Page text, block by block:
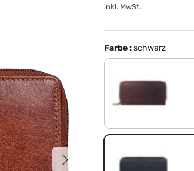
Nächste
inkl. MwSt.
Farbe :schwarz
cognac - dunkelbraun